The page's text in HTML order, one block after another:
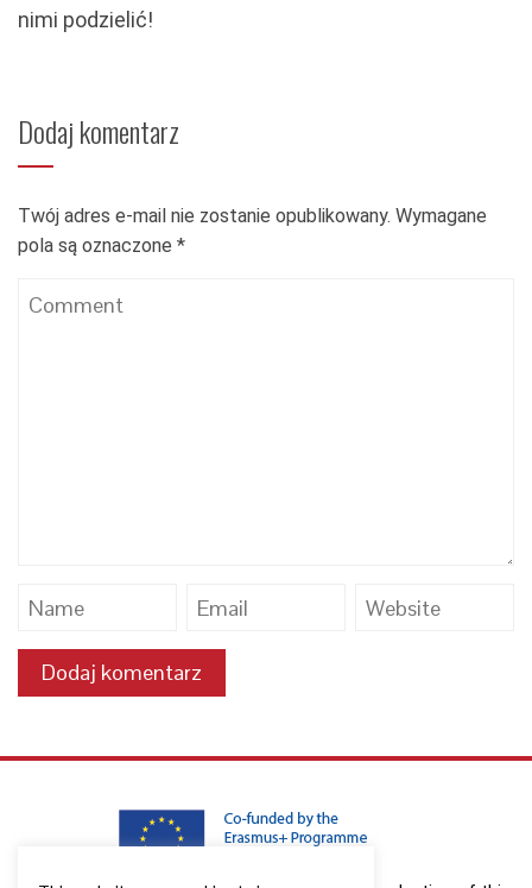
nimi podzielić!
Dodaj komentarz
Twój adres e-mail nie zostanie opublikowany. Wymagane
pola są oznaczone *